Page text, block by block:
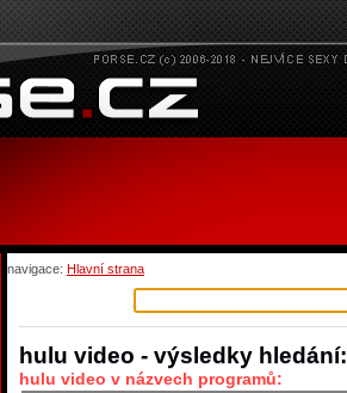
navigace: Hlavní strana
hulu video - výsledky hledání:
hulu video v názvech programů: